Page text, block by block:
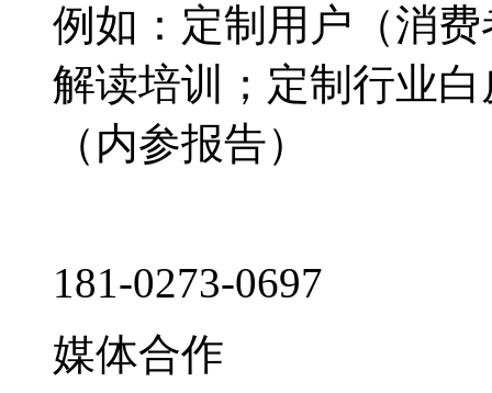
例如：定制用户（消
解读培训；定制行业
（内参报告）
181-0273-0697
媒体合作